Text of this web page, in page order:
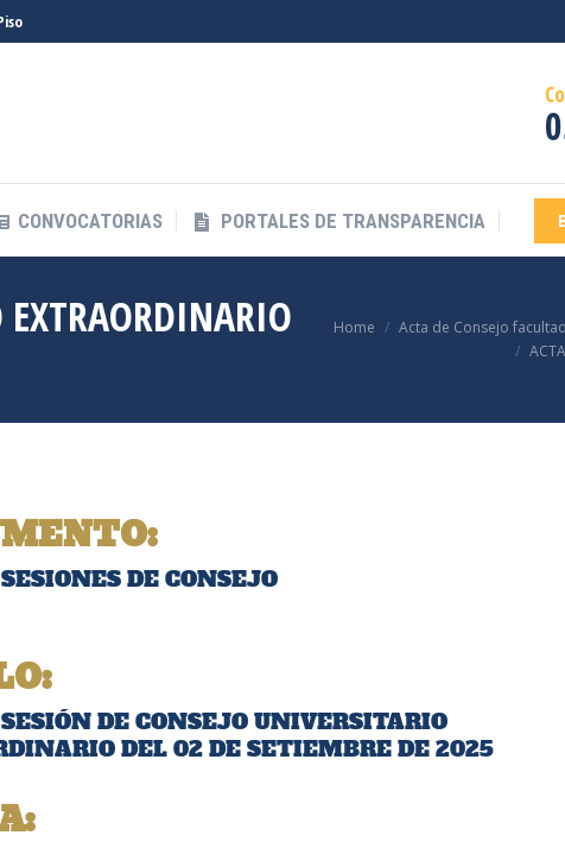
CONVOCATORIAS PORTALES DE TRANSPARENCIA
EXTRAORDINARIO
You are here:
Home
Acta de Consejo
DE CONSEJO
DE CONSEJO UNIVERSITARIO
DEL 02 DE SETIEMBRE DE 2025
CONVOCATORIAS PORTALES DE TRANSPARENCIA